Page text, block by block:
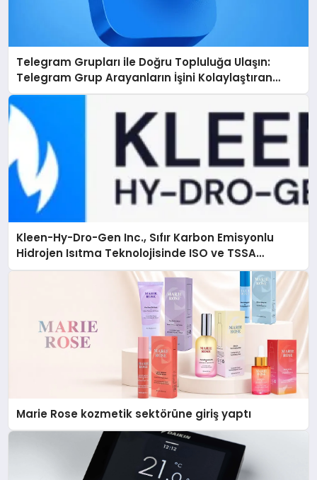
Telegram Grupları ile Doğru Topluluğa Ulaşın:
Telegram Grup Arayanların İşini Kolaylaştıran
Çözüm
Kleen-Hy-Dro-Gen Inc., Sıfır Karbon Emisyonlu
Hidrojen Isıtma Teknolojisinde ISO ve TSSA
Düzenleyici Onaylarını Aldı
Marie Rose kozmetik sektörüne giriş yaptı